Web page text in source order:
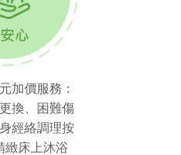
加價服務：
換、困難傷
經絡調理按
緻床上沐浴